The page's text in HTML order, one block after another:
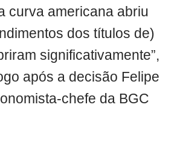
curva americana abriu
dos títulos de)
significativamente”,
após a decisão Felipe
chefe da BGC